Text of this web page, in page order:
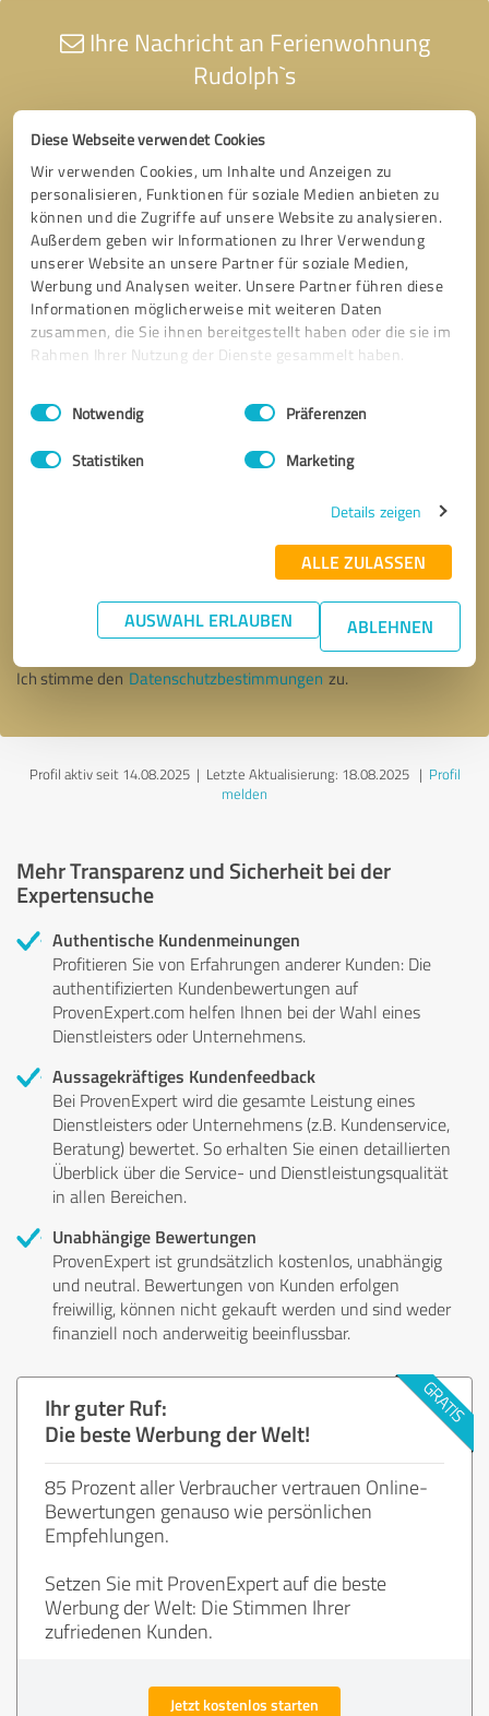
Diese Webseite verwendet Cookies
Wir verwenden Cookies, um Inhalte und Anzeigen zu
personalisieren, Funktionen für soziale Medien anbieten zu
können und die Zugriffe auf unsere Website zu analysieren.
Außerdem geben wir Informationen zu Ihrer Verwendung
unserer Website an unsere Partner für soziale Medien,
Werbung und Analysen weiter. Unsere Partner führen diese
Informationen möglicherweise mit weiteren Daten
zusammen, die Sie ihnen bereitgestellt haben oder die sie im
Rahmen Ihrer Nutzung der Dienste gesammelt haben.
Impressum Datenschutzbestimmungen
Einwilligungsauswahl
Notwendig Präferenzen
Statistiken Marketing
Details zeigen
ALLE ZULASSEN
AUSWAHL ERLAUBEN ABLEHNEN
Ihre Nachricht an Ferienwohnung
Rudolph`s
* Erforderliche Angaben
Nachricht senden
Ich stimme den Datenschutzbestimmungen zu.
Profil aktiv seit 14.08.2025 | Letzte Aktualisierung: 18.08.2025| Profil
melden
Mehr Transparenz und Sicherheit bei der
Expertensuche
Authentische Kundenmeinungen
Profitieren Sie von Erfahrungen anderer Kunden: Die
authentifizierten Kundenbewertungen auf
ProvenExpert.com helfen Ihnen bei der Wahl eines
Dienstleisters oder Unternehmens.
Aussagekräftiges Kundenfeedback
Bei ProvenExpert wird die gesamte Leistung eines
Dienstleisters oder Unternehmens (z.B. Kundenservice,
Beratung) bewertet. So erhalten Sie einen detaillierten
Überblick über die Service- und Dienstleistungsqualität
in allen Bereichen.
Unabhängige Bewertungen
ProvenExpert ist grundsätzlich kostenlos, unabhängig
und neutral. Bewertungen von Kunden erfolgen
freiwillig, können nicht gekauft werden und sind weder
finanziell noch anderweitig beeinflussbar.
Ihr guter Ruf:
Die beste Werbung der Welt!
85 Prozent aller Verbraucher vertrauen Online-
Bewertungen genauso wie persönlichen
Empfehlungen.
Setzen Sie mit ProvenExpert auf die beste
Werbung der Welt: Die Stimmen Ihrer
zufriedenen Kunden.
Jetzt kostenlos starten